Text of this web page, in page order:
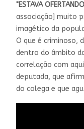
"ESTAVA
associação] muito
imagético da
O que é criminoso,
dentro do âmbito
correlação com
deputada, que
do colega e que